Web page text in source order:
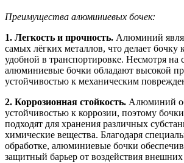
Преимущества алюминиевых бочек:
1. Легкость и прочность. Алюминий
самых лёгких металлов, что делает бочку
удобной в транспортировке. Несмотря на
алюминиевые бочки обладают высокой
устойчивостью к механическим
2. Коррозионная стойкость. Алюминий
устойчивостью к коррозии, поэтому
подходят для хранения различных
химические вещества. Благодаря
обработке, алюминиевые бочки
защитный барьер от воздействия